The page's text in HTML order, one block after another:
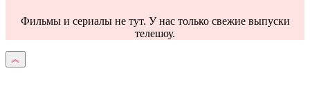
Фильмы и сериалы не тут. У нас только свежие выпуски
телешоу.